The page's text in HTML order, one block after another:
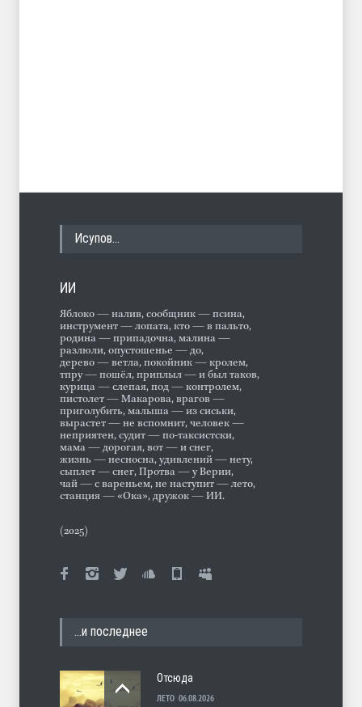
Исупов…
ИИ
Яблоко — налив, сообщник — псина,
инструмент — лопата, кто — в пальто,
родина — припадочна, малина —
разлюли, опустошенье — до,
дерево — ветла, покойник — кролем,
тпру — пошёл, приплыл — и был таков,
курица — слепая, под — контролем,
пистолет — Макарова, врагов —
приголубить, малыша — из сиськи,
вырастет — не вспомнит, человек —
неприятен, судит — по-таксистски,
мама — дорогая, вот — и снег,
жизнь — несносна, удивлений — нету,
сыплет — снег, Протва — у Верии,
чай — с вареньем, не наступит — лето,
станция — «Ока», дружок — ИИ.
(2025)
…и последнее
Отсюда
ЛЕТО 06.08.2026